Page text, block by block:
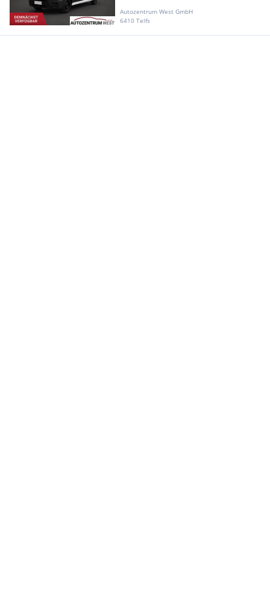
Autozentrum West GmbH
6410 Telfs